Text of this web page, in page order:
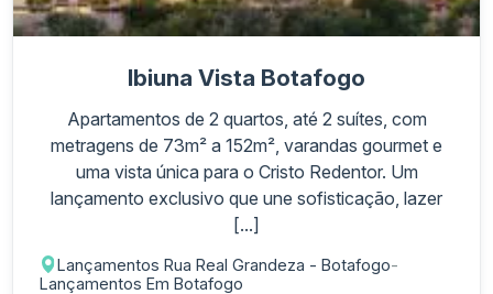
Ibiuna Vista Botafogo
Apartamentos de 2 quartos, até 2 suítes, com
metragens de 73m² a 152m², varandas gourmet e
uma vista única para o Cristo Redentor. Um
lançamento exclusivo que une sofisticação, lazer
[...]
Lançamentos Rua Real Grandeza - Botafogo-
Lançamentos Em Botafogo